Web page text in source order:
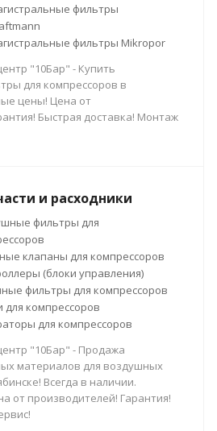
фильтры
фильтры Mikropor
"10Бар" - Купить
для компрессоров в
цены! Цена от
Быстрая доставка! Монтаж
и расходники
фильтры для
клапаны для компрессоров
(блоки управления)
фильтры для компрессоров
для компрессоров
для компрессоров
"10Бар" - Продажа
материалов для воздушных
Всегда в наличии.
от производителей! Гарантия!